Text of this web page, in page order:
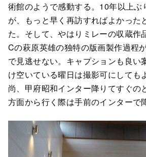
術館のようで感動する。10年以上ぶ
が、もっと早く再訪すればよかった
た。そして、やはりミレーの収蔵作
Cの萩原英雄の独特の版画製作過程
で見逃せない。キャプションも良い
け空いている曜日は撮影可にしても
尚、甲府昭和インター降りてすぐの
方面から行く際は手前のインターで